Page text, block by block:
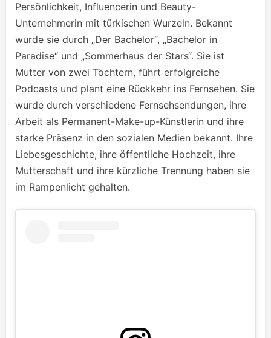
Persönlichkeit, Influencerin und Beauty-
Unternehmerin mit türkischen Wurzeln. Bekannt
wurde sie durch „Der Bachelor“, „Bachelor in
Paradise“ und „Sommerhaus der Stars“. Sie ist
Mutter von zwei Töchtern, führt erfolgreiche
Podcasts und plant eine Rückkehr ins Fernsehen. Sie
wurde durch verschiedene Fernsehsendungen, ihre
Arbeit als Permanent-Make-up-Künstlerin und ihre
starke Präsenz in den sozialen Medien bekannt. Ihre
Liebesgeschichte, ihre öffentliche Hochzeit, ihre
Mutterschaft und ihre kürzliche Trennung haben sie
im Rampenlicht gehalten.